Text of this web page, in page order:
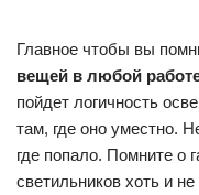
Главное чтобы вы
вещей в любой
пойдет логичность
там, где оно уместно.
где попало. Помните о
светильников хоть и